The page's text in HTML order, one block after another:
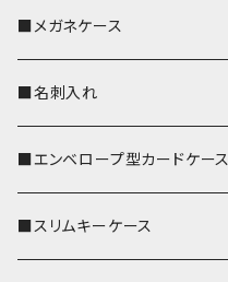
■メガネケース
■名刺入れ
■エンベロープ型カードケース
■スリムキーケース